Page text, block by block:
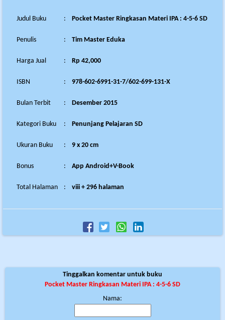
Judul Buku : Pocket Master Ringkasan Materi IPA : 4-5-6 SD
Penulis : Tim Master Eduka
Harga Jual : Rp 42,000
ISBN : 978-602-6991-31-7/602-699-131-X
Bulan Terbit : Desember 2015
Kategori Buku : Penunjang Pelajaran SD
Ukuran Buku : 9 x 20 cm
Bonus : App Android+V-Book
Total Halaman : viii + 296 halaman
Tinggalkan komentar untuk buku
Pocket Master Ringkasan Materi IPA : 4-5-6 SD
Nama: